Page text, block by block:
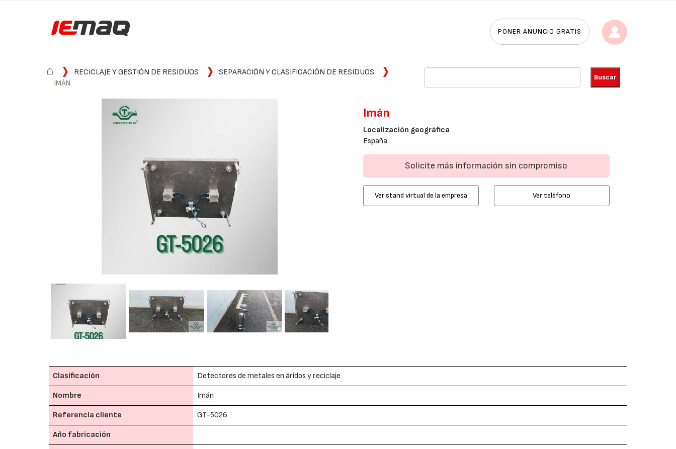
PONER ANUNCIO GRATIS
⌂ RECICLAJE Y GESTIÓN DE RESIDUOS
SEPARACIÓN Y CLASIFICACIÓN DE RESIDUOS
IMÁN
Imán
Localización geográfica
España
Solicite más información sin compromiso
Ver stand virtual de la empresa Ver teléfono
Clasificación Detectores de metales en áridos y reciclaje
Nombre Imán
Referencia cliente GT-5026
Año fabricación